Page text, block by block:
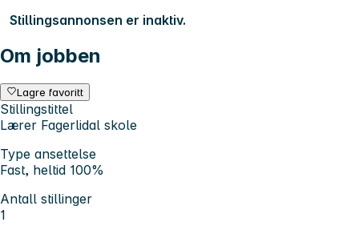
Stillingsannonsen er inaktiv.
Om jobben
Lagre favoritt
Stillingstittel
Lærer Fagerlidal skole
Type ansettelse
Fast, heltid 100%
Antall stillinger
1